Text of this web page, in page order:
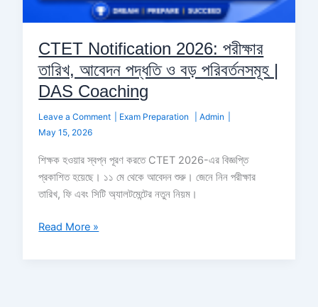
CTET Notification 2026: পরীক্ষার
তারিখ, আবেদন পদ্ধতি ও বড় পরিবর্তনসমূহ |
DAS Coaching
Leave a Comment Exam Preparation |Admin
May 15, 2026
শিক্ষক হওয়ার স্বপ্ন পূরণ করতে CTET 2026-এর বিজ্ঞপ্তি
প্রকাশিত হয়েছে। ১১ মে থেকে আবেদন শুরু। জেনে নিন পরীক্ষার
তারিখ, ফি এবং সিটি অ্যালটমেন্টের নতুন নিয়ম।
Read More »